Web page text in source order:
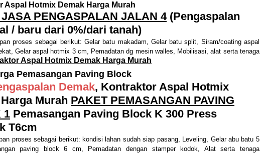
Aspal Hotmix Demak Harga Murah
PENGASPALAN JALAN 4(Pengaspalan
/ baru dari 0%/dari tanah)
proses sebagai berikut:Gelar batu makadam, Gelar batu split, Siram/coating aspal
Gelar aspal hotmix 3 cm, Pemadatan dg mesin walles, Mobilisasi, alat serta tenaga
Aspal Hotmix Demak Harga Murah
Pemasangan Paving Block
Demak, Kontraktor Aspal Hotmix
Murah PAKET PEMASANGAN PAVING
1 Pemasangan Paving Block K 300 Press
T6cm
proses sebagai berikut: kondisi lahan sudah siap pasang, Leveling, Gelar abu batu 5
paving block 6 cm, Pemadatan dengan stamper kodok, Alat serta tenaga